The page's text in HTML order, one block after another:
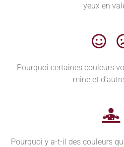
yeux en
Pourquoi certaines couleurs
mine et
Pourquoi y a-t-il des couleurs